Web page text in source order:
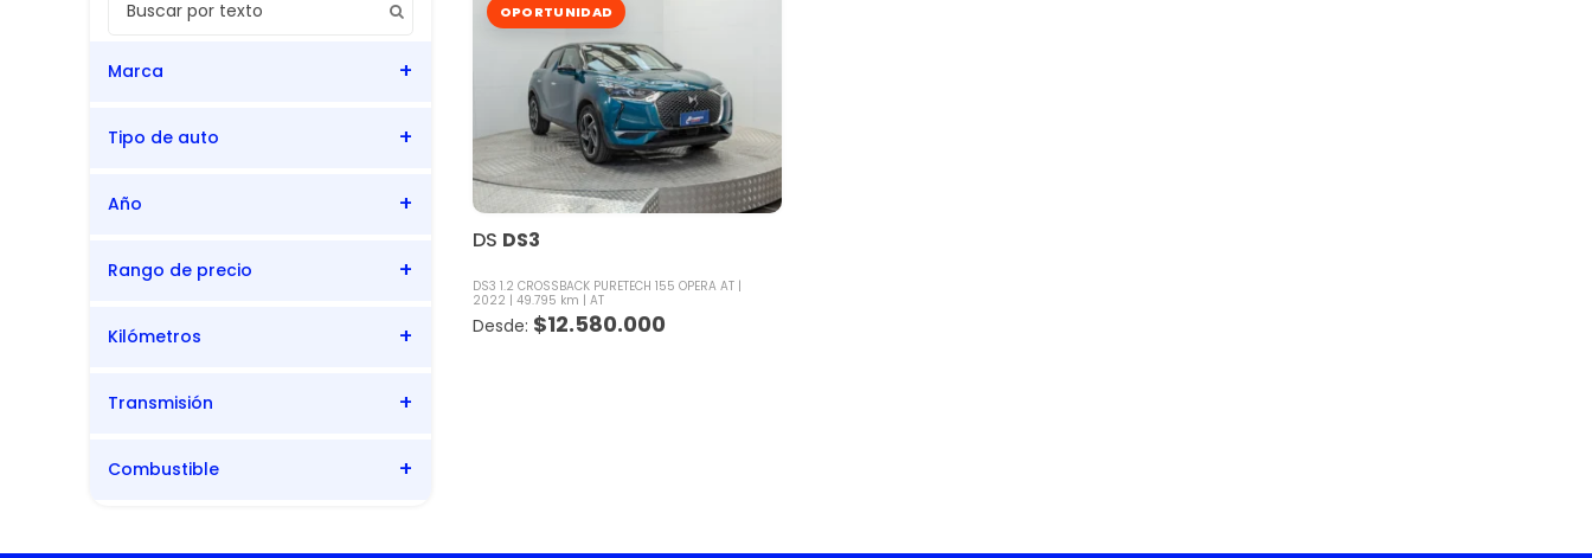
Marca
DS
Tipo de auto
SUV
Año
2022
Rango de precio
Kilómetros
Transmisión
Automática
Combustible
OPORTUNIDAD
DS DS3
DS3 1.2 CROSSBACK PURETECH 155 OPERA AT
2022
49.795 km AT
$12.580.000